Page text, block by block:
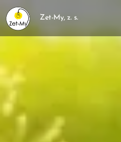
Zet-My, z. s.